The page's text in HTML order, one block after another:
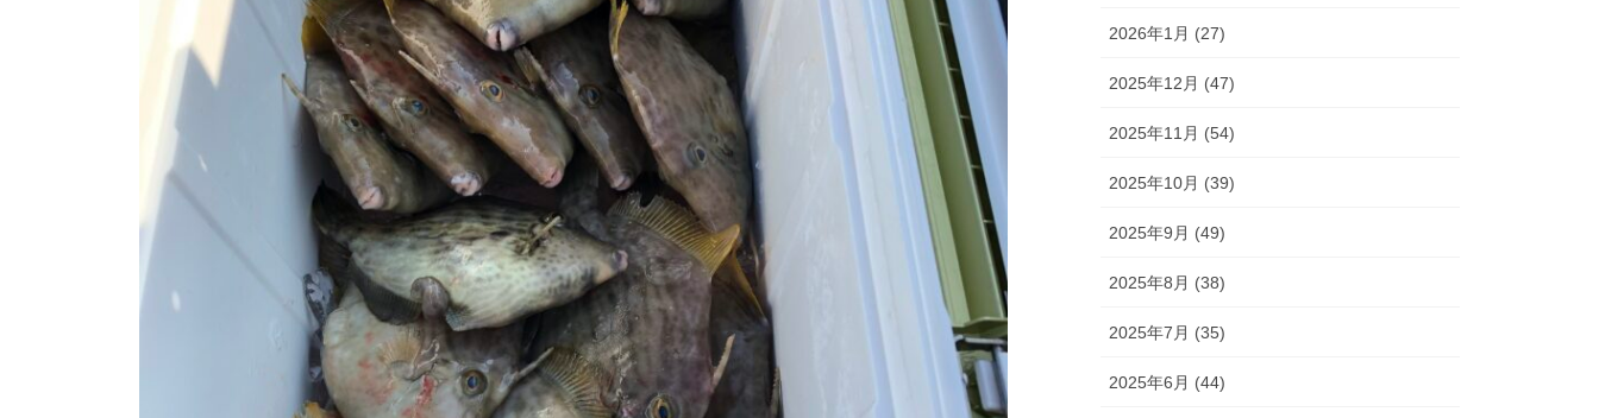
2026年1月 (27)
2025年12月 (47)
2025年11月 (54)
2025年10月 (39)
2025年9月 (49)
2025年8月 (38)
2025年7月 (35)
2025年6月 (44)